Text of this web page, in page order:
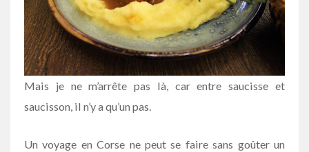
Mais je ne m’arrête pas là, car entre saucisse et
saucisson, il n’y a qu’un pas.
Un voyage en Corse ne peut se faire sans goûter un